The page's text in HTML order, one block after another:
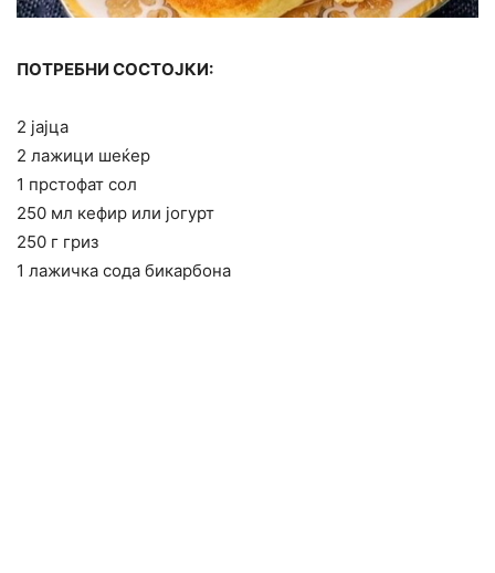
ПОТРЕБНИ СОСТОЈКИ:
2 јајца
2 лажици шеќер
1 прстофат сол
250 мл кефир или јогурт
250 г гриз
1 лажичка сода бикарбона